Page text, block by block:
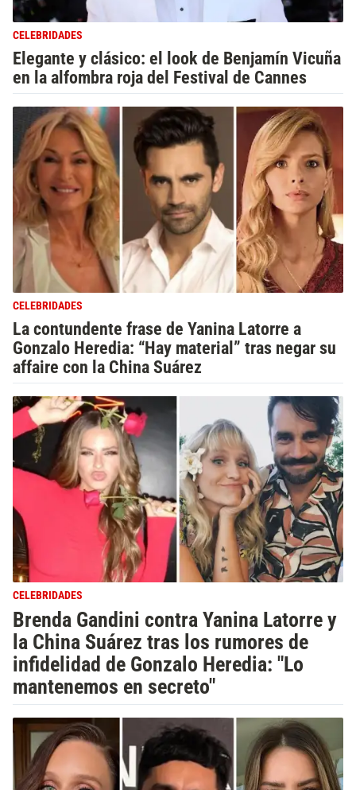
CELEBRIDADES
Elegante y clásico: el look de Benjamín Vicuña
en la alfombra roja del Festival de Cannes
CELEBRIDADES
La contundente frase de Yanina Latorre a
Gonzalo Heredia: “Hay material” tras negar su
affaire con la China Suárez
CELEBRIDADES
Brenda Gandini contra Yanina Latorre y
la China Suárez tras los rumores de
infidelidad de Gonzalo Heredia: "Lo
mantenemos en secreto"